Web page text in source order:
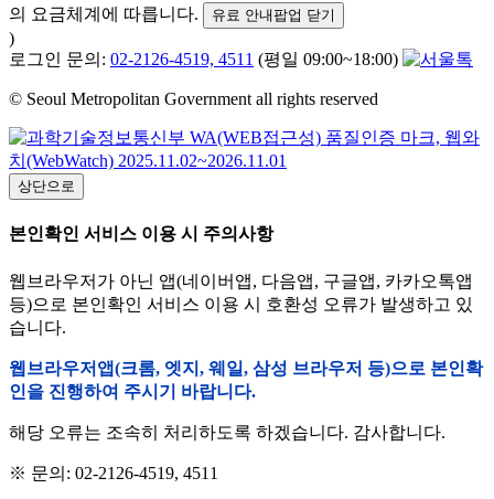
의 요금체계에 따릅니다.
유료 안내팝업 닫기
)
로그인 문의: 02-2126-4519, 4511 (평일 09:00~18:00)
© Seoul Metropolitan Government all rights reserved
상단으로
본인확인 서비스 이용 시 주의사항
웹브라우저가 아닌 앱(네이버앱, 다음앱, 구글앱, 카카오톡앱
등)으로 본인확인 서비스 이용 시 호환성 오류가 발생하고 있
습니다.
웹브라우저앱(크롬, 엣지, 웨일, 삼성 브라우저 등)으로 본인확
인을 진행하여 주시기 바랍니다.
해당 오류는 조속히 처리하도록 하겠습니다. 감사합니다.
※ 문의: 02-2126-4519, 4511